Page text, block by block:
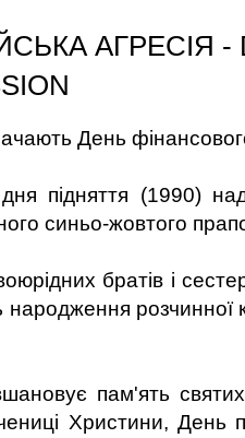
АГРЕСІЯ -
День
підняття (1990)
синьо-жовтого
братів і
розчинної
пам'ять
Христини, День